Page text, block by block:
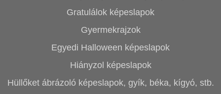
Gratulálok képeslapok
Gyermekrajzok
Egyedi Halloween képeslapok
Hiányzol képeslapok
Hüllőket ábrázoló képeslapok, gyík, béka, kígyó, stb.